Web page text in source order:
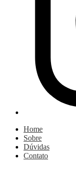
Home
Sobre
Dúvidas
Contato